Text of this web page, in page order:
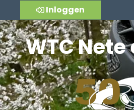
Inloggen
WTC Nete